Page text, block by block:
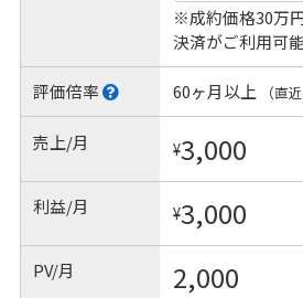
※成約価格30万
決済がご利用可
評価倍率 60ヶ月以上 （直
売上/月 ¥3,000
利益/月 ¥3,000
PV/月 2,000